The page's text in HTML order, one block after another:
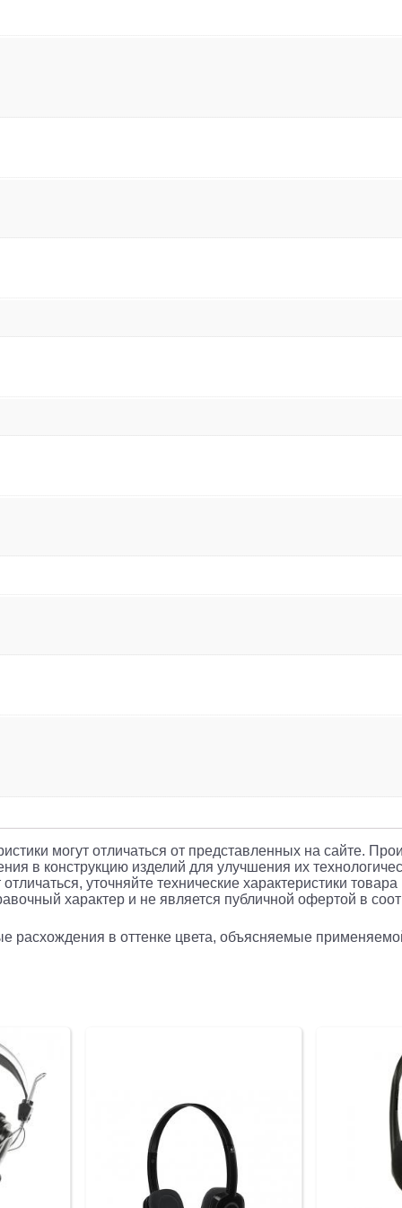
могут отличаться от представленных на сайте.
в конструкцию изделий для улучшения их
уточняйте технические характеристики
характер и не является публичной офертой в
расхождения в оттенке цвета, объясняемые